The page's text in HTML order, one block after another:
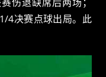
4决赛点球出局。此